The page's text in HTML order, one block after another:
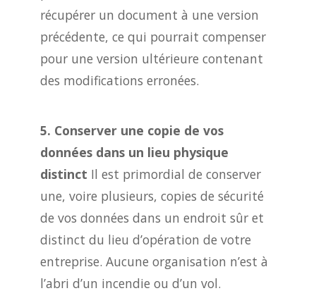
récupérer un document à une version
précédente, ce qui pourrait compenser
pour une version ultérieure contenant
des modifications erronées.
5. Conserver une copie de vos
données dans un lieu physique
distinct Il est primordial de conserver
une, voire plusieurs, copies de sécurité
de vos données dans un endroit sûr et
distinct du lieu d’opération de votre
entreprise. Aucune organisation n’est à
l’abri d’un incendie ou d’un vol.